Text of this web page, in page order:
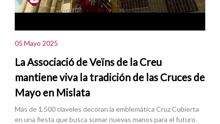
05 Mayo 2025
La Associació de Veïns de la Creu
mantiene viva la tradición de las Cruces de
Mayo en Mislata
Más de 1.500 claveles decoran la emblemática Cruz Cubierta
en una fiesta que busca sumar nuevas manos para el futuro.